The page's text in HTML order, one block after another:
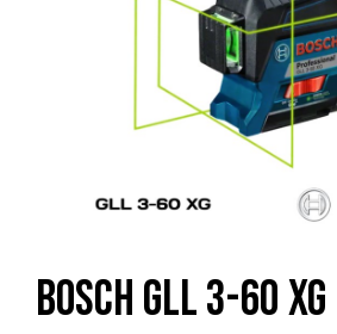
Bosch GLL 3-60 XG